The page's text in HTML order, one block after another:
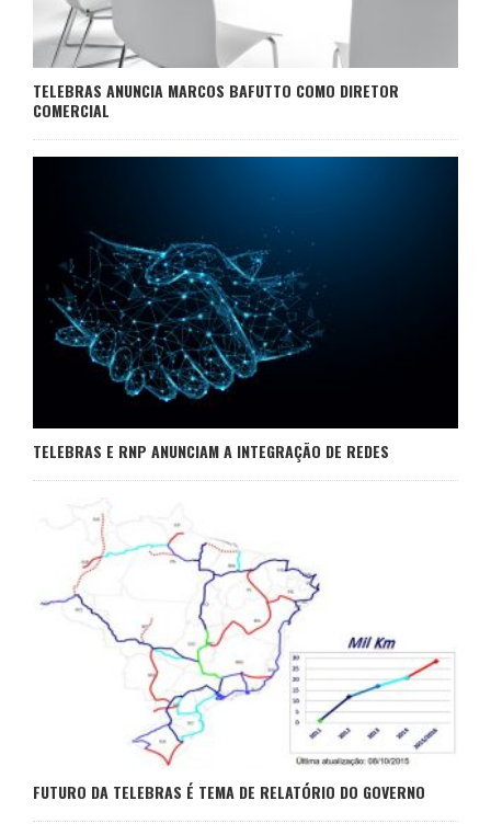
TELEBRAS ANUNCIA MARCOS BAFUTTO COMO DIRETOR
COMERCIAL
TELEBRAS E RNP ANUNCIAM A INTEGRAÇÃO DE REDES
FUTURO DA TELEBRAS É TEMA DE RELATÓRIO DO GOVERNO